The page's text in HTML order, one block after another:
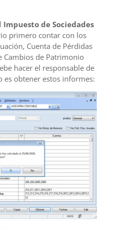
Impuesto de Sociedades
primero contar con los
Cuenta de Pérdidas
Cambios de Patrimonio
hacer el responsable de
es obtener estos informes: